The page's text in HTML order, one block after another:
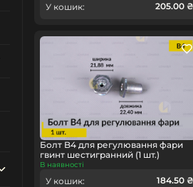
У кошик: 205.00 ₴
Болт B4 для регулювання фари
гвинт шестигранний (1 шт.)
В наявності
У кошик: 184.50 ₴